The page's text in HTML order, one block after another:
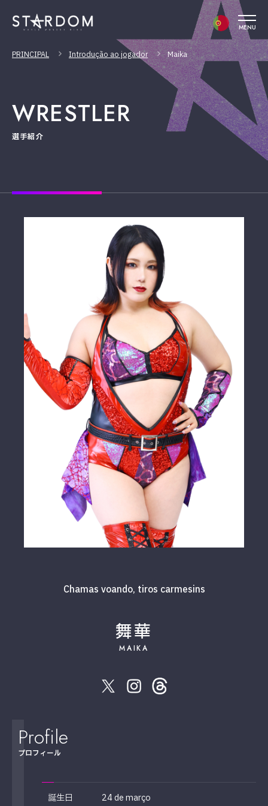
MENU
PRINCIPAL Introdução ao jogador Maika
WRESTLER
選手紹介
Chamas voando, tiros carmesins
舞華
MAIKA
Profile
プロフィール
誕生日 24 de março